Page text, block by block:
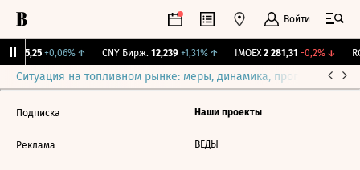
Войти
115,25 +0,06%↑ CNY Бирж. 12,239 +1,31%↑ IMOEX 2 281,31 -0,2%↓
Ситуация на топливном рынке: меры, динамика, прогнозы
Подписка
Реклама
Наши проекты
ВЕДЫ